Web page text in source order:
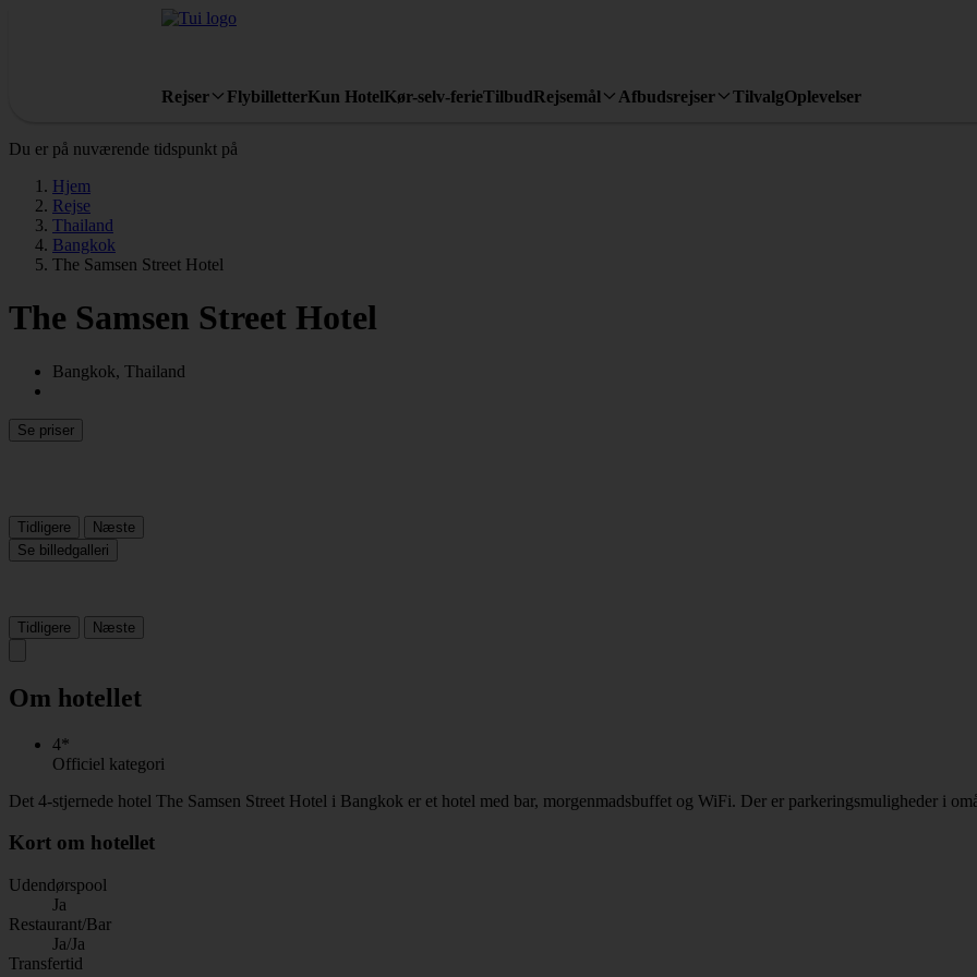
Rejser FlybilletterKun HotelKør-selv-ferieTilbudRejsemål Afbudsrejser TilvalgOplevelser
Du er på nuværende tidspunkt på
Hjem
Rejse
Thailand
Bangkok
The Samsen Street Hotel
The Samsen Street Hotel
Bangkok, Thailand
Se priser
Tidligere
Næste
Se billedgalleri
Tidligere Næste
Om hotellet
4*
Officiel kategori
Det 4-stjernede hotel The Samsen Street Hotel i Bangkok er et hotel med bar, morgenmadsbuffet og WiFi. Der er parkeringsmuligheder i
Kort om hotellet
Udendørspool
Ja
Restaurant/Bar
Ja/Ja
Transfertid